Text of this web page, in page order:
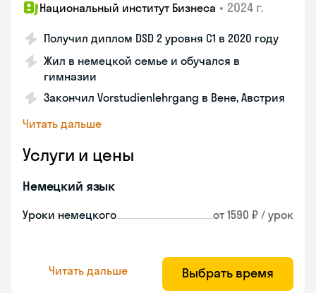
Национальный институт Бизнеса • 2024 г.
Получил диплом DSD 2 уровня С1 в 2020 году
Жил в немецкой семье и обучался в
гимназии
Закончил Vorstudienlehrgang в Вене, Австрия
Читать дальше
Услуги и цены
Немецкий язык
Уроки немецкого от 1590 ₽ / урок
Читать дальше Выбрать время